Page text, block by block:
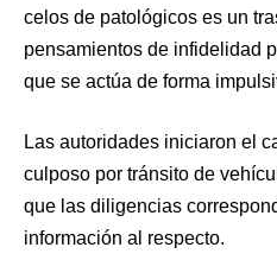
celos de patológicos es un
pensamientos de infidelidad
que se actúa de forma
Las autoridades iniciaron el
culposo por tránsito de
que las diligencias
información al respecto.